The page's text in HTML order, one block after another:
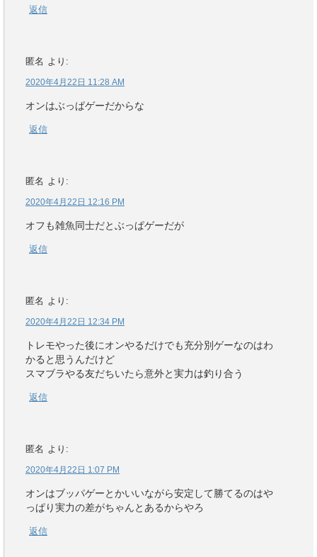
返信
匿名 より:
2020年4月22日 11:28 AM
オンはぶっぱゲーだからな
返信
匿名 より:
2020年4月22日 12:16 PM
オフも雑魚同士だとぶっぱゲーだが
返信
匿名 より:
2020年4月22日 12:34 PM
トレモやった後にオンやるだけでも充分別ゲーなのはわ
かると思うんだけど
スマブラやる友だちいたら意外と実力は釣り合う
返信
匿名 より:
2020年4月22日 1:07 PM
オンはブッパゲーとかいいながら安定して勝てるのはや
っぱり実力の差がちゃんとあるからやろ
返信